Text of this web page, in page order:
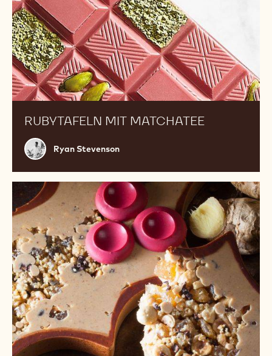
RUBYTAFELN MIT MATCHATEE
Ryan
Stevenson
Ryan Stevenson
Ginger
Holly